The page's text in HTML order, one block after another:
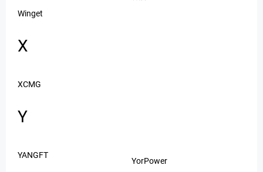
Winget
X
XCMG
Y
YANGFT
YorPower